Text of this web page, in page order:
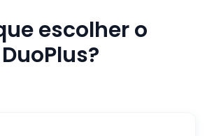
escolher o
DuoPlus?